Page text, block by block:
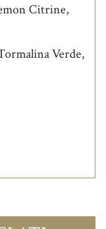
Citrine,
Verde,